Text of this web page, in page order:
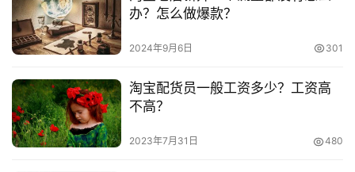
办？怎么做爆款？
2024年9月6日 301
淘宝配货员一般工资多少？工资高
不高？
2023年7月31日 480